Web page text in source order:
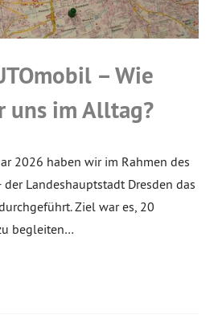
– Wie
uns im Alltag?
2026 haben wir im Rahmen des
Landeshauptstadt Dresden das
Ziel war es, 20
begleiten…